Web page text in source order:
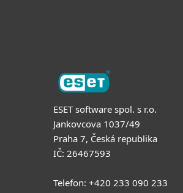
ESET software spol. s r.o.
Jankovcova 1037/49
Praha 7, Česká republika
IČ: 26467593
Telefon: +420 233 090 233